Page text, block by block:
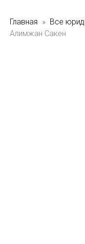
Главная
Все
Алимжан Сакен